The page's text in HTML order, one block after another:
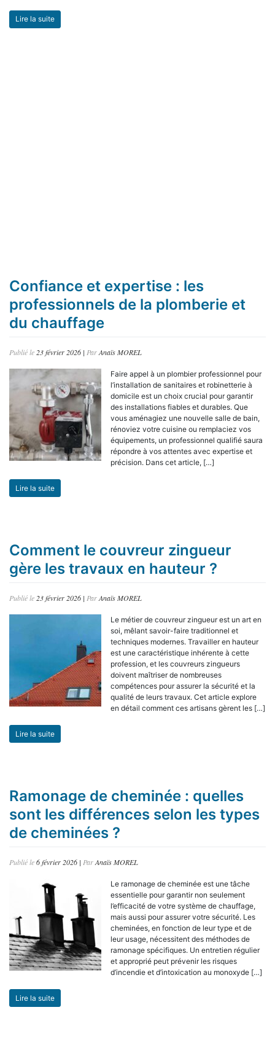
Lire la suite
Confiance et expertise : les
professionnels de la plomberie et
du chauffage
Publié le 23 février 2026 | ParAnaïs MOREL
Faire appel à un plombier professionnel pour
l’installation de sanitaires et robinetterie à
domicile est un choix crucial pour garantir
des installations fiables et durables. Que
vous aménagiez une nouvelle salle de bain,
rénoviez votre cuisine ou remplaciez vos
équipements, un professionnel qualifié saura
répondre à vos attentes avec expertise et
précision. Dans cet article, […]
Lire la suite
Comment le couvreur zingueur
gère les travaux en hauteur ?
Publié le23 février 2026 | ParAnaïs MOREL
Le métier de couvreur zingueur est un art en
soi, mêlant savoir-faire traditionnel et
techniques modernes. Travailler en hauteur
est une caractéristique inhérente à cette
profession, et les couvreurs zingueurs
doivent maîtriser de nombreuses
compétences pour assurer la sécurité et la
qualité de leurs travaux. Cet article explore
en détail comment ces artisans gèrent les […]
Lire la suite
Ramonage de cheminée : quelles
sont les différences selon les types
de cheminées ?
Publié le6 février 2026 | ParAnaïs MOREL
Le ramonage de cheminée est une tâche
essentielle pour garantir non seulement
l’efficacité de votre système de chauffage,
mais aussi pour assurer votre sécurité. Les
cheminées, en fonction de leur type et de
leur usage, nécessitent des méthodes de
ramonage spécifiques. Un entretien régulier
et approprié peut prévenir les risques
d’incendie et d’intoxication au monoxyde […]
Lire la suite